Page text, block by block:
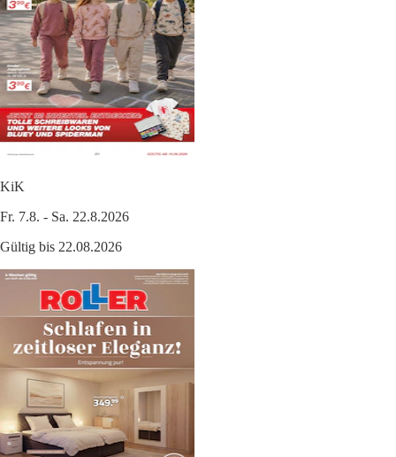
KiK
Fr. 7.8. - Sa. 22.8.2026
Gültig bis 22.08.2026